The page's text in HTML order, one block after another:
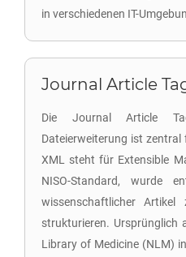
in verschiedenen IT-
Journal Article
Die Journal Article
Dateierweiterung ist zentral
XML steht für Extensible
NISO-Standard, wurde
wissenschaftlicher
strukturieren. Ursprünglich
Library of Medicine (NLM)